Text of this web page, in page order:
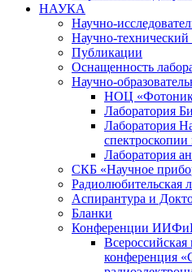
НАУКА
Научно-
Научно-технический
Публикации
Оснащенность
Научно-
НОЦ
Лаборатория
Лаборатория
Лаборатория
СКБ «Научное
Радиолюбительская
Аспирантура и
Бланки
Конференции
Всероссийская
конференция